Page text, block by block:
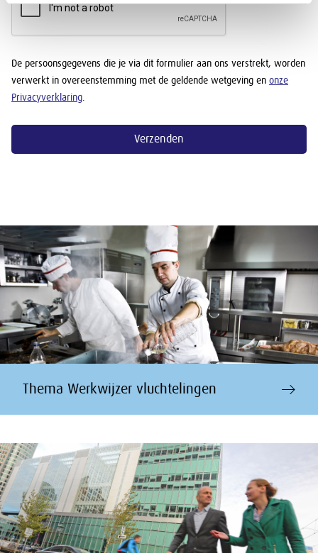
De persoonsgegevens die je via dit formulier aan ons verstrekt, worden
verwerkt in overeenstemming met de geldende wetgeving en onze
Privacyverklaring.
Thema Werkwijzer vluchtelingen